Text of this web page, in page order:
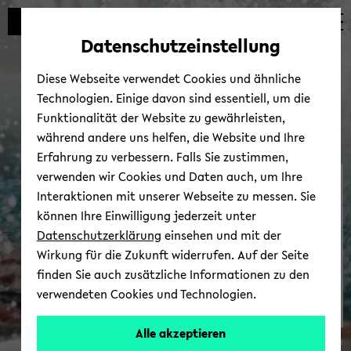
Automatische
vermeiden
zum
wechseln
zum
wechseln
zum
wechseln
Hoch­schul­sport
© Uni­ver­si­tät Bie­le­feld
Datenschutzeinstellung
Diese Webseite verwendet Cookies und ähnliche
Technologien. Einige davon sind essentiell, um die
Funktionalität der Website zu gewährleisten,
während andere uns helfen, die Website und Ihre
Erfahrung zu verbessern. Falls Sie zustimmen,
verwenden wir Cookies und Daten auch, um Ihre
Interaktionen mit unserer Webseite zu messen. Sie
können Ihre Einwilligung jederzeit unter
Datenschutzerklärung einsehen und mit der
Wirkung für die Zukunft widerrufen. Auf der Seite
finden Sie auch zusätzliche Informationen zu den
verwendeten Cookies und Technologien.
Alle akzeptieren